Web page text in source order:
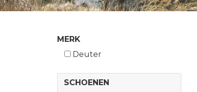
MERK
Deuter
SCHOENEN